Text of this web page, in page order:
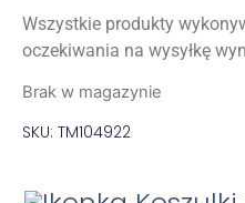
Wszystkie produkty
oczekiwania na wysyłkę
Brak w magazynie
SKU: TM104922